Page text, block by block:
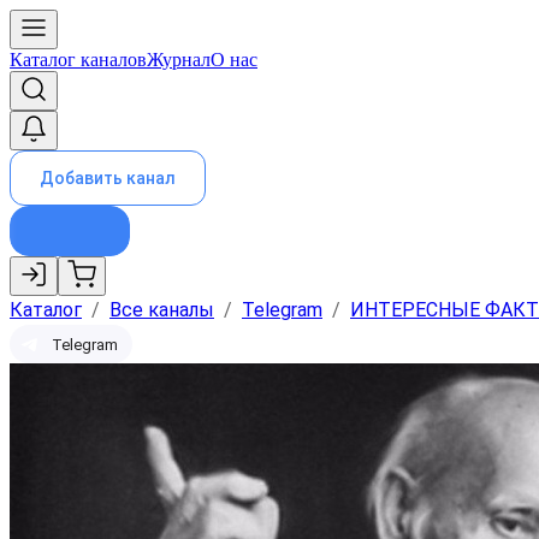
Каталог каналовЖурналО нас
Добавить канал
Каталог / Все каналы / Telegram / ИНТЕРЕСНЫЕ
Telegram